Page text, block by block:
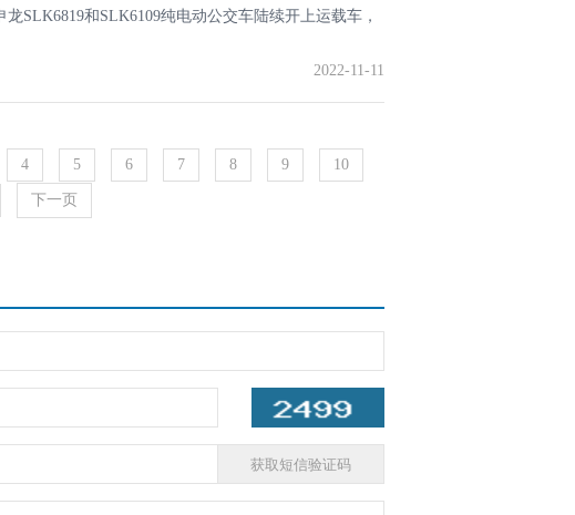
SLK6819和SLK6109纯电动公交车陆续开上运载车，
2022-11-11
4 5 6 7 8 9 10
下一页